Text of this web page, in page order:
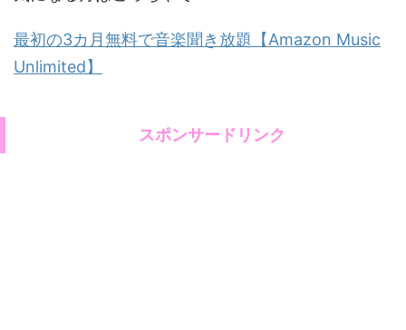
最初の3カ月無料で音楽聞き放題【Amazon Music
Unlimited】
スポンサードリンク